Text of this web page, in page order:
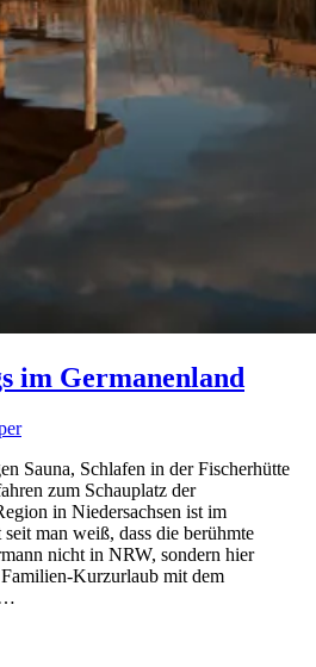
im Germanenland
Sauna, Schlafen in der Fischerhütte
zum Schauplatz der
in Niedersachsen ist im
man weiß, dass die berühmte
nicht in NRW, sondern hier
Kurzurlaub mit dem